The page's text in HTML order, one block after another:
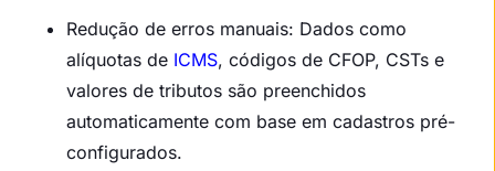
Redução de erros manuais: Dados como
alíquotas de ICMS, códigos de CFOP, CSTs e
valores de tributos são preenchidos
automaticamente com base em cadastros pré-
configurados.